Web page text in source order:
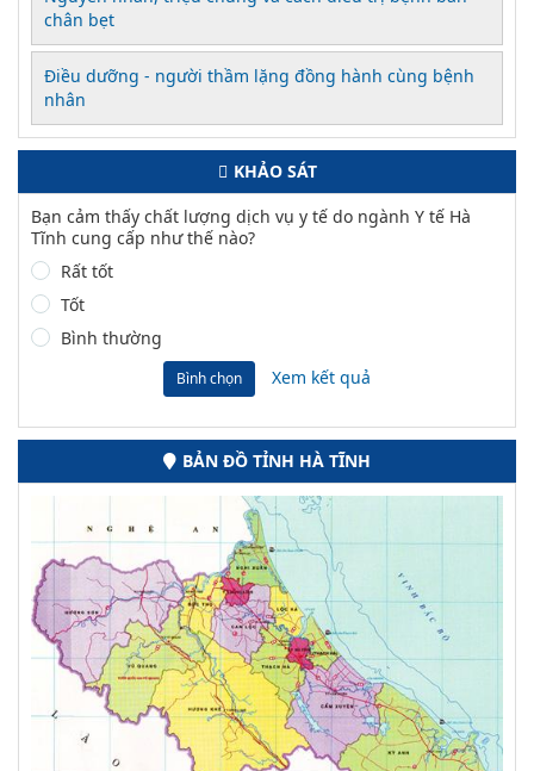
chân bẹt
Điều dưỡng - người thầm lặng đồng hành cùng bệnh
nhân
KHẢO SÁT
Bạn cảm thấy chất lượng dịch vụ y tế do ngành Y tế Hà
Tĩnh cung cấp như thế nào?
Rất tốt
Tốt
Bình thường
Bình chọn Xem kết quả
BẢN ĐỒ TỈNH HÀ TĨNH